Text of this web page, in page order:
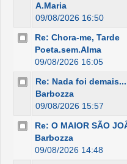
A.Maria
09/08/2026 16:50
Re: Chora-me, Tarde
Poeta.sem.Alma
09/08/2026 16:05
Re: Nada foi
Barbozza
09/08/2026 15:57
Re: O MAIOR SÃO
Barbozza
09/08/2026 14:48